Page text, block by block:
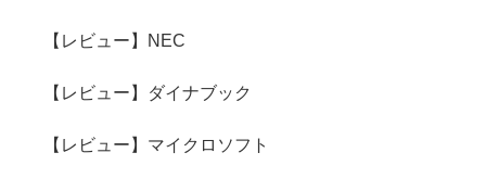
【レビュー】NEC
【レビュー】ダイナブック
【レビュー】マイクロソフト